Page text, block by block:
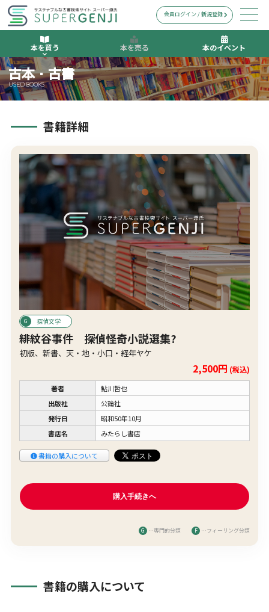
本を買う 本を売る 本のイベント
会員ログイン / 新規登録
古本・古書
USED BOOKS
書籍詳細
探偵文学
緋紋谷事件 探偵怪奇小説選集?
初版、新書、天・地・小口・経年ヤケ
2,500円 (税込)
著者
鮎川哲也
出版社
公論社
発行日
昭和50年10月
書店名
みたらし書店
書籍の購入について
G …専門的分類 F …フィーリング分類
書籍の購入について